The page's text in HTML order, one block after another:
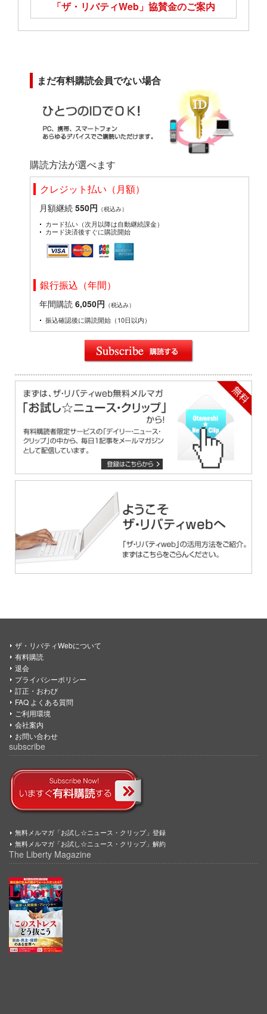
「ザ・リバティWeb」 協賛金のご案内
まだ有料購読会員でない場合
購読方法が選べます
クレジット払い（月額）
月額継続 550円 （税込み）
カード払い（次月以降は自動継続課金）
カード決済後すぐに購読開始
銀行振込（年間）
年間購読 6,050円 （税込み）
振込確認後に購読開始（10日以内）
ザ・リバティWebについて
有料購読
退会
プライバシーポリシー
訂正・おわび
FAQ よくある質問
ご利用環境
会社案内
お問い合わせ
subscribe
無料メルマガ「お試し☆ニュース・クリップ」登録
無料メルマガ「お試し☆ニュース・クリップ」解約
The Liberty Magazine